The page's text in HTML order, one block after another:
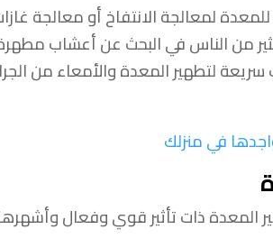
لمعالجة الانتفاخ أو معالجة
من الناس في البحث عن أعشاب
سريعة لتطهير المعدة والأمعاء من
في منزلك
المعدة ذات تأثير قوي وفعال